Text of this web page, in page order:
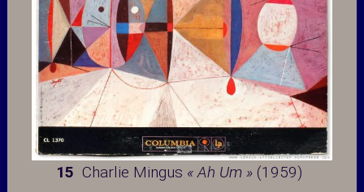
15 Charlie Mingus « Ah Um »(1959)